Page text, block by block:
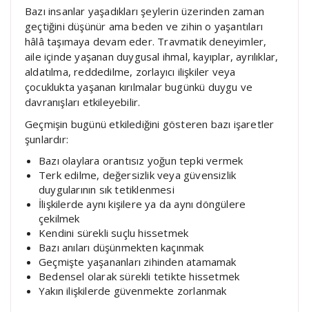
Bazı insanlar yaşadıkları şeylerin üzerinden zaman
geçtiğini düşünür ama beden ve zihin o yaşantıları
hâlâ taşımaya devam eder. Travmatik deneyimler,
aile içinde yaşanan duygusal ihmal, kayıplar, ayrılıklar,
aldatılma, reddedilme, zorlayıcı ilişkiler veya
çocuklukta yaşanan kırılmalar bugünkü duygu ve
davranışları etkileyebilir.
Geçmişin bugünü etkilediğini gösteren bazı işaretler
şunlardır:
Bazı olaylara orantısız yoğun tepki vermek
Terk edilme, değersizlik veya güvensizlik
duygularının sık tetiklenmesi
İlişkilerde aynı kişilere ya da aynı döngülere
çekilmek
Kendini sürekli suçlu hissetmek
Bazı anıları düşünmekten kaçınmak
Geçmişte yaşananları zihinden atamamak
Bedensel olarak sürekli tetikte hissetmek
Yakın ilişkilerde güvenmekte zorlanmak